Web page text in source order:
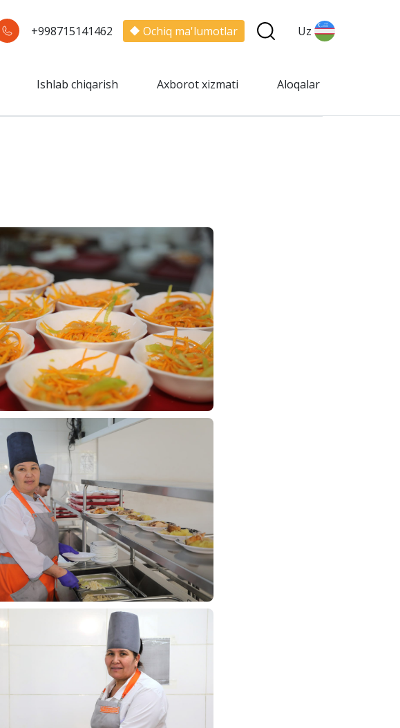
+998715141462 Ochiq ma'lumotlar Uz
Ishlab chiqarish Axborot xizmati Aloqalar